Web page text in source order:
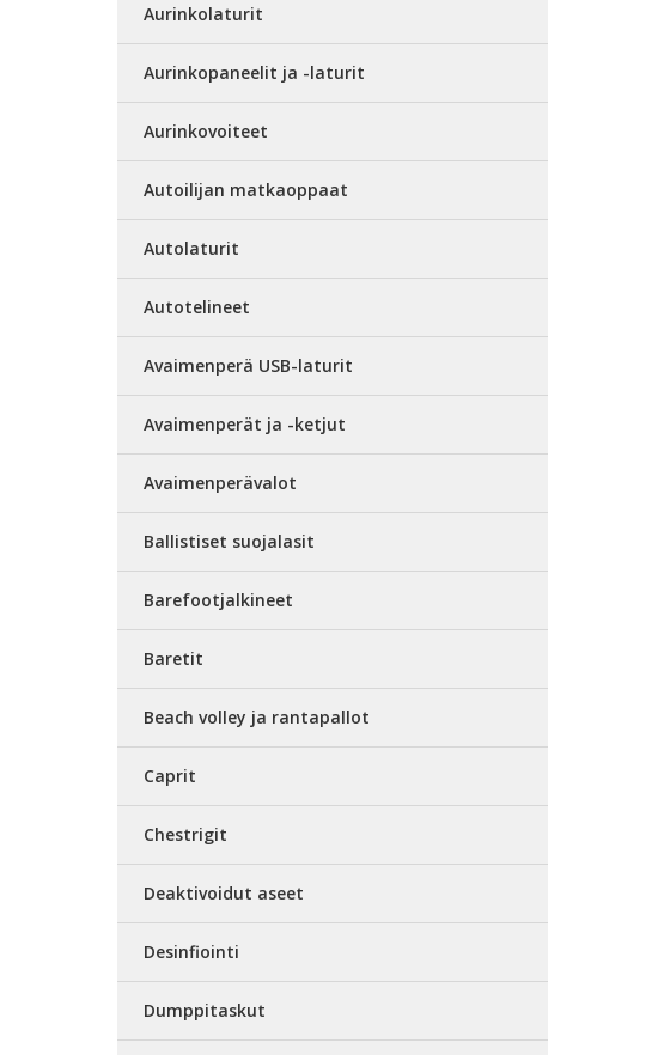
Aurinkolaturit
Aurinkopaneelit ja -laturit
Aurinkovoiteet
Autoilijan matkaoppaat
Autolaturit
Autotelineet
Avaimenperä USB-laturit
Avaimenperät ja -ketjut
Avaimenperävalot
Ballistiset suojalasit
Barefootjalkineet
Baretit
Beach volley ja rantapallot
Caprit
Chestrigit
Deaktivoidut aseet
Desinfiointi
Dumppitaskut